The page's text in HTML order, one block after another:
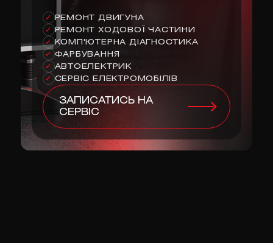
✓ РЕМОНТ ДВИГУНА
✓ РЕМОНТ ХОДОВОЇ ЧАСТИНИ
✓ КОМП'ЮТЕРНА ДІАГНОСТИКА
✓ ФАРБУВАННЯ
✓ АВТОЕЛЕКТРИК
✓ СЕРВІС ЕЛЕКТРОМОБІЛІВ
ЗАПИСАТИСЬ НА
СЕРВІС